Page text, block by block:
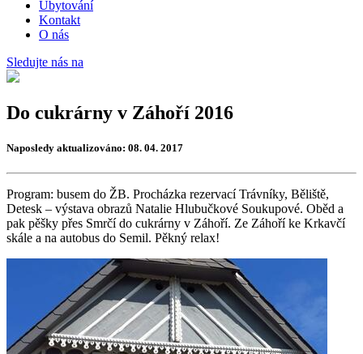
Ubytování
Kontakt
O nás
Sledujte nás na
Do cukrárny v Záhoří 2016
Naposledy aktualizováno: 08. 04. 2017
Program: busem do ŽB. Procházka rezervací Trávníky, Běliště,
Detesk – výstava obrazů Natalie Hlubučkové Soukupové. Oběd a
pak pěšky přes Smrčí do cukrárny v Záhoří. Ze Záhoří ke Krkavčí
skále a na autobus do Semil. Pěkný relax!